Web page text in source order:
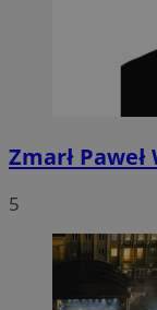
Zmarł
5